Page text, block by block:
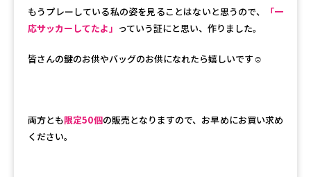
もうプレーしている私の姿を見ることはないと思うので、
「一
応サッカーしてたよ」 っていう証にと思い、作りました。
皆さんの鍵のお供やバッグのお供になれたら嬉しいです☺️
両方とも限定50個の販売となりますので、お早めにお買い求め
ください。